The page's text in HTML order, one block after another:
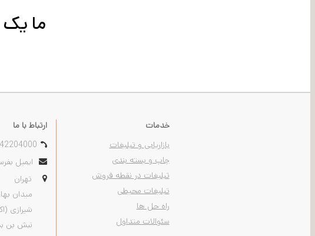
ما یک
خدمات
بازاریابی و تبلیغات
چاپ و بسته بندی
تبلیغات در نقطه فروش
تبلیغات محیطی
راه حل ها
سئوالات متداول
ارتباط با ما
ایمیل
تهران
ميدان
شیرازی
نبش بن